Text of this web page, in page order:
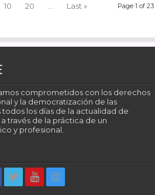
Page 1 of 23
10 20 Last »
comprometidos con los derechos
y la democratización de las
los días de la actualidad de
través de la práctica de un
y profesional.